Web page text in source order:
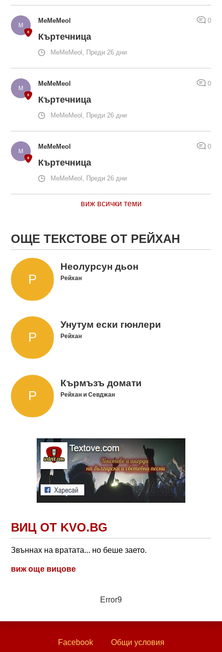
MeMeMeol 0
Къртечница
MeMeMeol, Преди 26 дни
MeMeMeol 0
Къртечница
MeMeMeol, Преди 26 дни
MeMeMeol 0
Къртечница
MeMeMeol, Преди 26 дни
виж всички теми
ОЩЕ ТЕКСТОВЕ ОТ РЕЙХАН
Неолурсун дьон
Рейхан
Унутум ески гюнлери
Рейхан
Кърмъзъ домати
Рейхан и Севджан
ВИЦ ОТ KVO.BG
Звъннах на вратата... но беше заето.
виж още вицове
Error9
Facebook Общи условия